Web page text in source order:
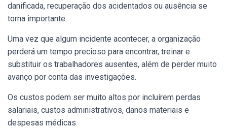
danificada, recuperação dos acidentados ou ausência se
torna importante.
Uma vez que algum incidente acontecer, a organização
perderá um tempo precioso para encontrar, treinar e
substituir os trabalhadores ausentes, além de perder muito
avanço por conta das investigações.
Os custos podem ser muito altos por incluírem perdas
salariais, custos administrativos, danos materiais e
despesas médicas.